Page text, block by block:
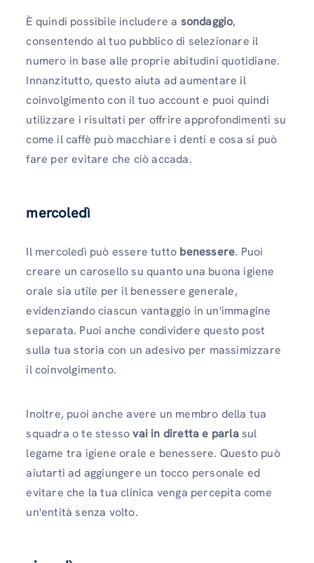
È quindi possibile includere a sondaggio,
consentendo al tuo pubblico di selezionare il
numero in base alle proprie abitudini quotidiane.
Innanzitutto, questo aiuta ad aumentare il
coinvolgimento con il tuo account e puoi quindi
utilizzare i risultati per offrire approfondimenti su
come il caffè può macchiare i denti e cosa si può
fare per evitare che ciò accada.
mercoledì
Il mercoledì può essere tutto benessere. Puoi
creare un carosello su quanto una buona igiene
orale sia utile per il benessere generale,
evidenziando ciascun vantaggio in un'immagine
separata. Puoi anche condividere questo post
sulla tua storia con un adesivo per massimizzare
il coinvolgimento.
Inoltre, puoi anche avere un membro della tua
squadra o te stessovai in diretta e parlasul
legame tra igiene orale e benessere. Questo può
aiutarti ad aggiungere un tocco personale ed
evitare che la tua clinica venga percepita come
un'entità senza volto.